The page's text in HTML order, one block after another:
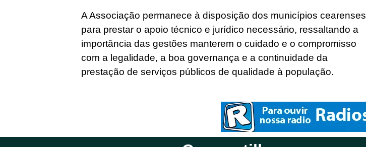
A Associação permanece à disposição dos municípios cearenses
para prestar o apoio técnico e jurídico necessário, ressaltando a
importância das gestões manterem o cuidado e o compromisso
com a legalidade, a boa governança e a continuidade da
prestação de serviços públicos de qualidade à população.